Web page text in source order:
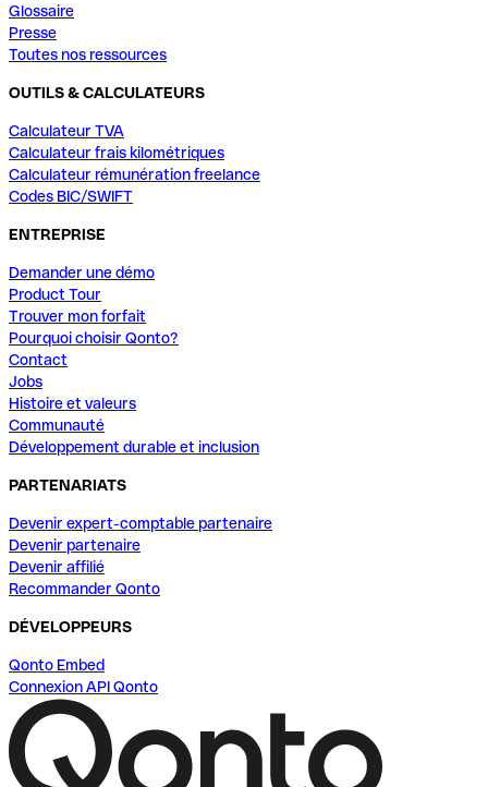
Glossaire
Presse
Toutes nos ressources
OUTILS & CALCULATEURS
Calculateur TVA
Calculateur frais kilométriques
Calculateur rémunération freelance
Codes BIC/SWIFT
ENTREPRISE
Demander une démo
Product Tour
Trouver mon forfait
Pourquoi choisir Qonto?
Contact
Jobs
Histoire et valeurs
Communauté
Développement durable et inclusion
PARTENARIATS
Devenir expert-comptable partenaire
Devenir partenaire
Devenir affilié
Recommander Qonto
DÉVELOPPEURS
Qonto Embed
Connexion API Qonto